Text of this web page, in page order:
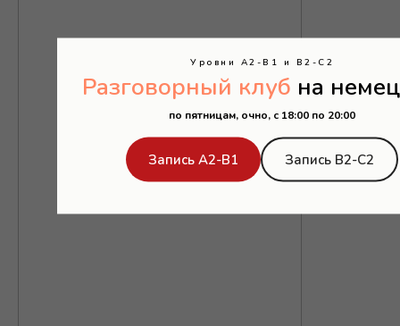
Уровни А2-В1 и В2-С2
Разговорный клуб на
по пятницам, очно, с 18:00 по 20:00
Запись А2-В1 Запись В2-С2